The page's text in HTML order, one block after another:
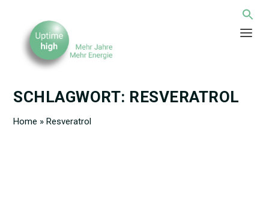
SCHLAGWORT: RESVERATROL
Home » Resveratrol